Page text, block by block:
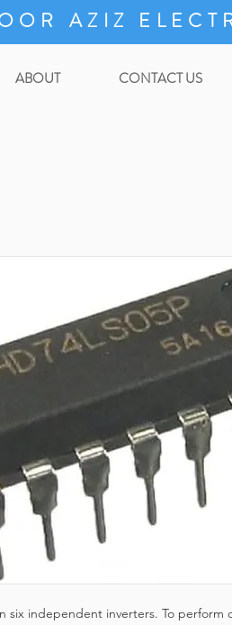
ABOUT CONTACT US
AZIZ
six independent inverters. To perform